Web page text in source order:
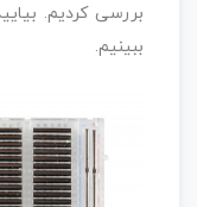
بررسی کردیم.
ببینیم.